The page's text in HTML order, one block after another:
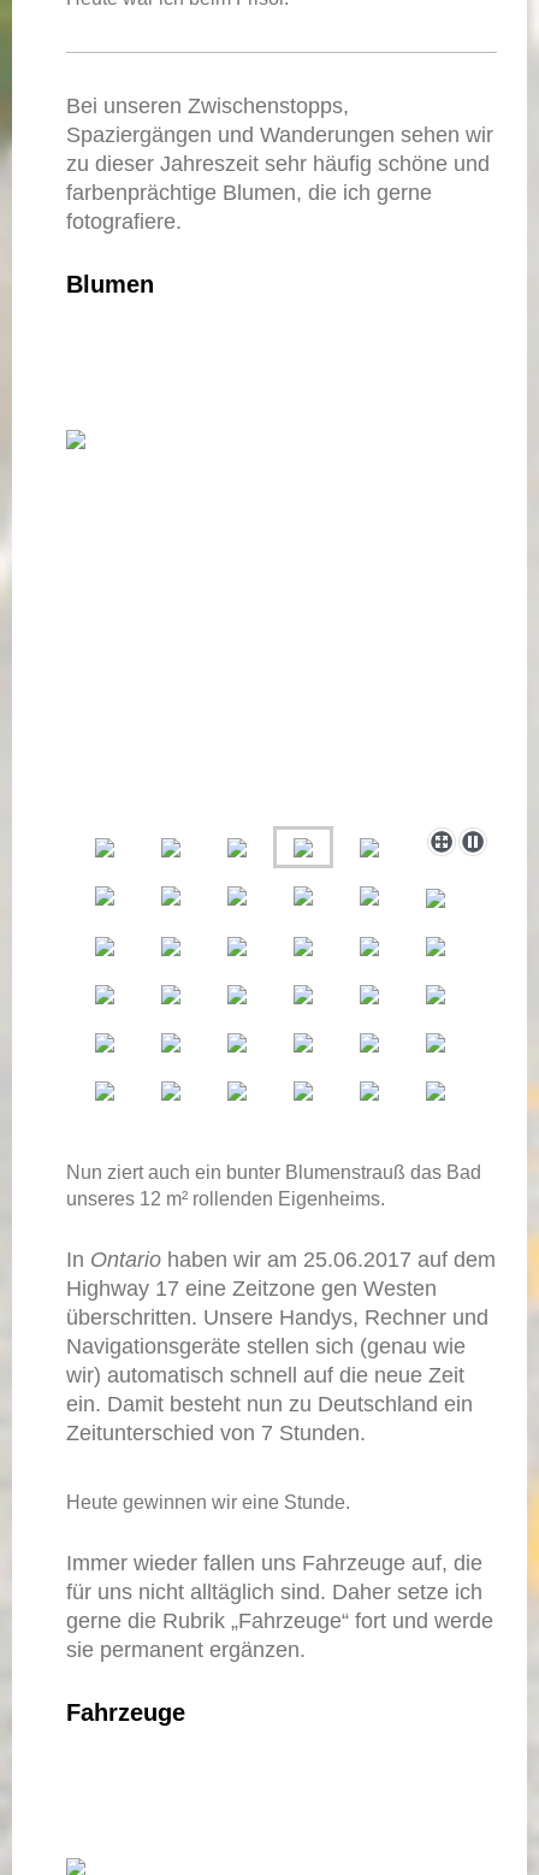
Bei unseren Zwischenstopps,
Spaziergängen und Wanderungen sehen wir
zu dieser Jahreszeit sehr häufig schöne und
farbenprächtige Blumen, die ich gerne
fotografiere.
Blumen
Nun ziert auch ein bunter Blumenstrauß das Bad
unseres 12 m² rollenden Eigenheims.
In Ontario haben wir am 25.06.2017 auf dem
Highway 17 eine Zeitzone gen Westen
überschritten. Unsere Handys, Rechner und
Navigationsgeräte stellen sich (genau wie
wir) automatisch schnell auf die neue Zeit
ein. Damit besteht nun zu Deutschland ein
Zeitunterschied von 7 Stunden.
Heute gewinnen wir eine Stunde.
Immer wieder fallen uns Fahrzeuge auf, die
für uns nicht alltäglich sind. Daher setze ich
gerne die Rubrik „Fahrzeuge“ fort und werde
sie permanent ergänzen.
Fahrzeuge